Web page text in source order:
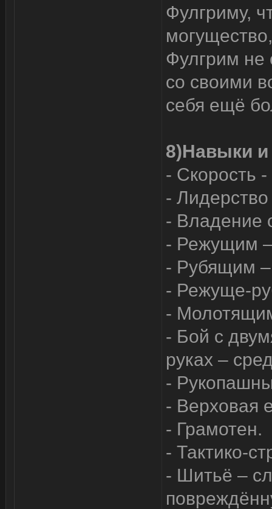
Фулгриму,
Фулгрим не
со своими
себя ещё
8)Навыки
- Скорость
-
- Владение
- Режущим
- Рубящим
- Режуще-
-
- Бой с
руках –
-
- Верховая
- Грамотен.
- Тактико-
- Шитьё –